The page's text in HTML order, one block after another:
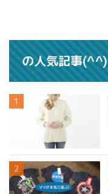
の人気記事(^^)